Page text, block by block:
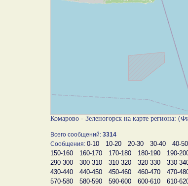
Комарово - Зеленогорск на карте региона:
Всего сообщений: 3314
Сообщения: 0-10 10-20 20-30 30-40 40-50
150-160
160-170 170-180 180-190 190-
290-300
300-310 310-320 320-330 330-
430-440
440-450 450-460 460-470 470-
570-580
580-590 590-600 600-610 610-